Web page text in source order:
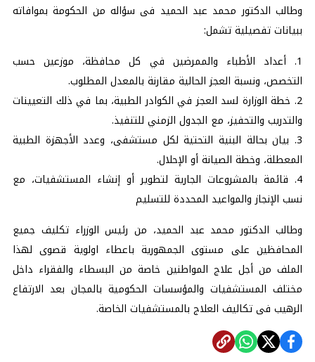
وطالب الدكتور محمد عبد الحميد فى سؤاله من الحكومة بموافاته
ببيانات تفصيلية تشمل:
1. أعداد الأطباء والممرضين في كل محافظة، موزعين حسب
التخصص، ونسبة العجز الحالية مقارنة بالمعدل المطلوب.
2. خطة الوزارة لسد العجز في الكوادر الطبية، بما في ذلك التعيينات
والتدريب والتحفيز، مع الجدول الزمني للتنفيذ.
3. بيان بحالة البنية التحتية لكل مستشفى، وعدد الأجهزة الطبية
المعطلة، وخطة الصيانة أو الإحلال.
4. قائمة بالمشروعات الجارية لتطوير أو إنشاء المستشفيات، مع
نسب الإنجاز والمواعيد المحددة للتسليم
وطالب الدكتور محمد عبد الحميد، من رئيس الوزراء تكليف جميع
المحافظين على مستوى الجمهورية باعطاء اولوية قصوى لهذا
الملف من أجل علاج المواطنين خاصة من البسطاء والفقراء داخل
مختلف المستشفيات والمؤسسات الحكومية بالمجان بعد الارتفاع
الرهيب فى تكاليف العلاج بالمستشفيات الخاصة.